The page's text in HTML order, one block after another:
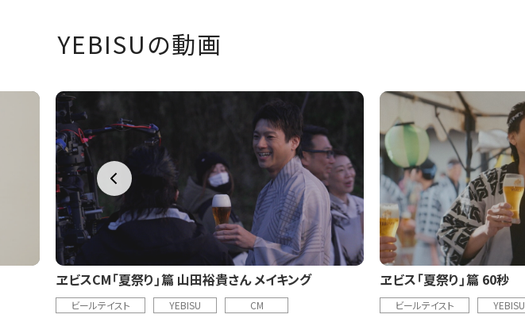
YEBISUの動画
ヱビスCM「夏祭り」篇 山田裕貴さん メイキング
ビールテイスト YEBISU CM
ヱビス「夏祭り」篇 60秒
ビールテイスト YEBISU